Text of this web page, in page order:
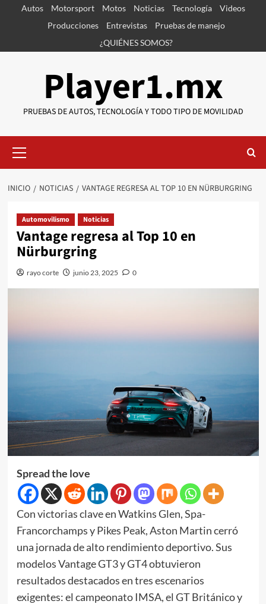
SaltarAutos Motorsport Motos Noticias Tecnología
Videos
Producciones
Entrevistas
Pruebas de manejo
¿QUIÉNES SOMOS?
Player1.mx
PRUEBAS DE AUTOS, TECNOLOGÍA Y TODO TIPO DE MOVILIDAD
primario
INICIO NOTICIAS VANTAGE REGRESA AL TOP 10 EN NÜRBURGRING
Automovilismo Noticias
Vantage regresa al Top 10 en
Nürburgring
rayo corte junio 23, 2025 0
Spread the love
Con victorias clave en Watkins Glen, Spa-
Francorchamps y Pikes Peak, Aston Martin cerró
una jornada de alto rendimiento deportivo. Sus
modelos Vantage GT3 y GT4 obtuvieron
resultados destacados en tres escenarios
exigentes: el campeonato IMSA, el GT Británico y